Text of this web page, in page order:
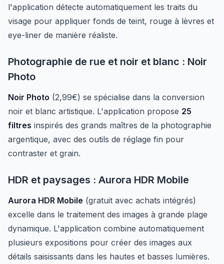
l'application détecte automatiquement les traits du
visage pour appliquer fonds de teint, rouge à lèvres et
eye-liner de manière réaliste.
Photographie de rue et noir et blanc : Noir
Photo
Noir Photo (2,99€) se spécialise dans la conversion
noir et blanc artistique. L'application propose 25
filtres inspirés des grands maîtres de la photographie
argentique, avec des outils de réglage fin pour
contraster et grain.
HDR et paysages : Aurora HDR Mobile
Aurora HDR Mobile (gratuit avec achats intégrés)
excelle dans le traitement des images à grande plage
dynamique. L'application combine automatiquement
plusieurs expositions pour créer des images aux
détails saisissants dans les hautes et basses lumières.